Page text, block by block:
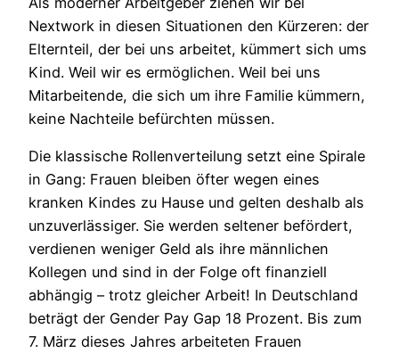
Nextwork in diesen Situationen den Kürzeren: der
Elternteil, der bei uns arbeitet, kümmert sich ums
Kind. Weil wir es ermöglichen. Weil bei uns
Mitarbeitende, die sich um ihre Familie kümmern,
keine Nachteile befürchten müssen.
Die klassische Rollenverteilung setzt eine Spirale
in Gang: Frauen bleiben öfter wegen eines
kranken Kindes zu Hause und gelten deshalb als
unzuverlässiger. Sie werden seltener befördert,
verdienen weniger Geld als ihre männlichen
Kollegen und sind in der Folge oft finanziell
abhängig – trotz gleicher Arbeit! In Deutschland
beträgt der Gender Pay Gap 18 Prozent. Bis zum
7. März dieses Jahres arbeiteten Frauen